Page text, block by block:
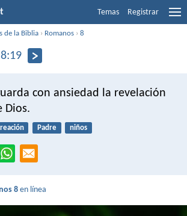
Temas Registrar
de la Biblia › Romanos ›8
con ansiedad la revelación
Dios.
Padre niños
8 en línea